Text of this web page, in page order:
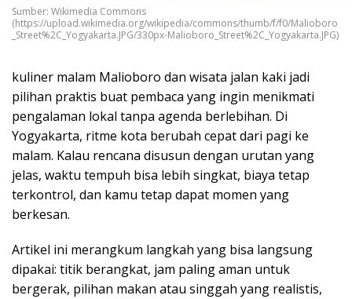
Sumber: Wikimedia Commons
(https://upload.wikimedia.org/wikipedia/commons/thumb/f/f0/Malioboro
_Street%2C_Yogyakarta.JPG/330px-Malioboro_Street%2C_Yogyakarta.JPG)
kuliner malam Malioboro dan wisata jalan kaki jadi
pilihan praktis buat pembaca yang ingin menikmati
pengalaman lokal tanpa agenda berlebihan. Di
Yogyakarta, ritme kota berubah cepat dari pagi ke
malam. Kalau rencana disusun dengan urutan yang
jelas, waktu tempuh bisa lebih singkat, biaya tetap
terkontrol, dan kamu tetap dapat momen yang
berkesan.
Artikel ini merangkum langkah yang bisa langsung
dipakai: titik berangkat, jam paling aman untuk
bergerak, pilihan makan atau singgah yang realistis,